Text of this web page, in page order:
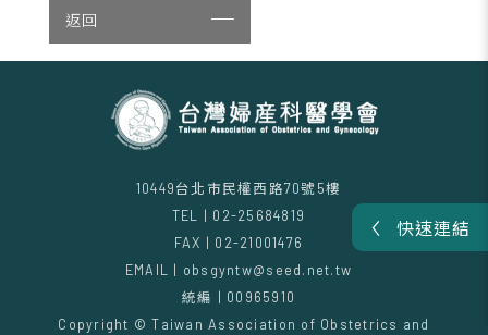
快速連結
返回
10449台北市民權西路70號5樓
TEL | 02-25684819
FAX | 02-21001476
EMAIL | obsgyntw@seed.net.tw
統編 | 00965910
Copyright © Taiwan Association of Obstetrics and